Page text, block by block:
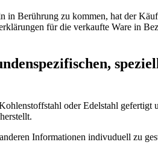
in Berührung zu kommen, hat der
für die verkaufte Ware in
oder Edelstahl
Informationen indivuduell zu